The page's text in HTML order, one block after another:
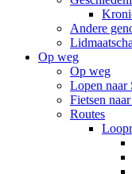
Andere
Op weg
Op weg
Lopen naar
Fietsen
Routes